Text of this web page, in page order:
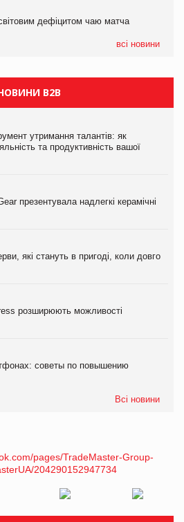
дефіцитом чаю матча
всі новини
дефіцитом чаю матча
у першому півріччі
B2B
утримання талантів: як
та продуктивність вашої
презентувала надлегкі керамічні
які стануть в пригоді, коли довго
розширюють можливості
советы по повышению
Всі новини